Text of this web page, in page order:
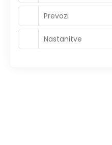
Prevozi
Nastanitve